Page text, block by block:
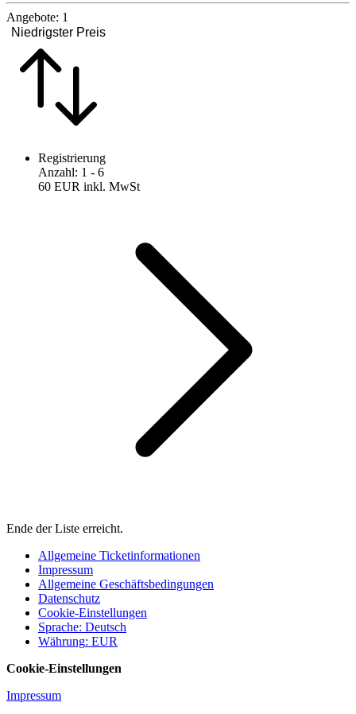
Angebote: 1
Niedrigster Preis
Registrierung
Anzahl: 1 - 6
60 EUR inkl. MwSt
Ende der Liste erreicht.
Allgemeine Ticketinformationen
Impressum
Allgemeine Geschäftsbedingungen
Datenschutz
Cookie-Einstellungen
Sprache: Deutsch
Währung: EUR
Cookie-Einstellungen
Impressum